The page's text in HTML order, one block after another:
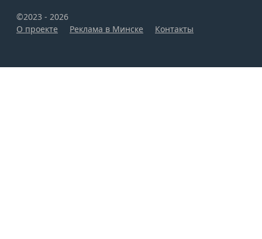
©2023 - 2026
О проекте
Реклама в Минске Контакты